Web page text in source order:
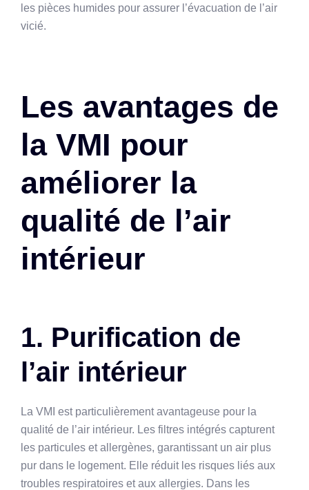
les pièces humides pour assurer l’évacuation de l’air
vicié.
Les avantages de
la VMI pour
améliorer la
qualité de l’air
intérieur
1. Purification de
l’air intérieur
La VMI est particulièrement avantageuse pour la
qualité de l’air intérieur. Les filtres intégrés capturent
les particules et allergènes, garantissant un air plus
pur dans le logement. Elle réduit les risques liés aux
troubles respiratoires et aux allergies. Dans les